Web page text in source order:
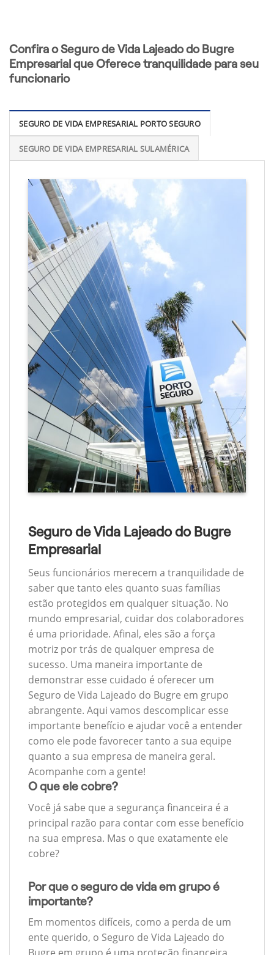
Confira o Seguro de Vida Lajeado do Bugre
Empresarial que Oferece tranquilidade para seu
funcionario
SEGURO DE VIDA EMPRESARIAL PORTO SEGURO
SEGURO DE VIDA EMPRESARIAL SULAMÉRICA
Seguro de Vida Lajeado do Bugre
Empresarial
Seus funcionários merecem a tranquilidade de
saber que tanto eles quanto suas famílias
estão protegidos em qualquer situação. No
mundo empresarial, cuidar dos colaboradores
é uma prioridade. Afinal, eles são a força
motriz por trás de qualquer empresa de
sucesso. Uma maneira importante de
demonstrar esse cuidado é oferecer um
Seguro de Vida Lajeado do Bugre em grupo
abrangente. Aqui vamos descomplicar esse
importante benefício e ajudar você a entender
como ele pode favorecer tanto a sua equipe
quanto a sua empresa de maneira geral.
Acompanhe com a gente!
O que ele cobre?
Você já sabe que a segurança financeira é a
principal razão para contar com esse benefício
na sua empresa. Mas o que exatamente ele
cobre?
Por que o seguro de vida em grupo é
importante?
Em momentos difíceis, como a perda de um
ente querido, o Seguro de Vida Lajeado do